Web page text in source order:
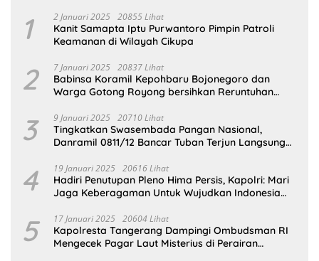
1 2 Januari 2025 20855 Lihat
Kanit Samapta Iptu Purwantoro Pimpin Patroli
Keamanan di Wilayah Cikupa
2 7 Januari 2025 20837 Lihat
Babinsa Koramil Kepohbaru Bojonegoro dan
Warga Gotong Royong bersihkan Reruntuhan
3 9 Januari 2025 20710 Lihat
Tingkatkan Swasembada Pangan Nasional,
Danramil 0811/12 Bancar Tuban Terjun Langsung
4 19 Januari 2025 20616 Lihat
Hadiri Penutupan Pleno Hima Persis, Kapolri: Mari
Jaga Keberagaman Untuk Wujudkan Indonesia
5 17 Januari 2025 20604 Lihat
Kapolresta Tangerang Dampingi Ombudsman RI
Mengecek Pagar Laut Misterius di Perairan